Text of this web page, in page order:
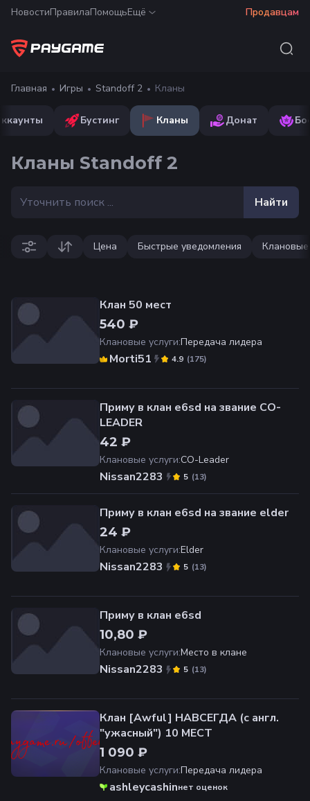
НовостиПравилаПомощьЕщё Продавцам
Главная Игры Standoff 2 Кланы
Бустинг Кланы Донат
Кланы Standoff 2
Найти
Цена Быстрые уведомления Клановые
Клан 50 мест
540 ₽
Клановые услуги:Передача лидера
Morti51 (175)
4.9
Приму в клан e6sd на звание CO-
LEADER
42 ₽
Клановые услуги:CO-Leader
Nissan2283 (13)
5
Приму в клан e6sd на звание elder
24 ₽
Клановые услуги:Elder
Nissan2283 (13)
5
Приму в клан e6sd
10,80 ₽
Клановые услуги:Место в клане
Nissan2283 (13)
5
Клан [Awful] НАВСЕГДА (с англ.
"ужасный") 10 МЕСТ
1 090 ₽
Клановые услуги:Передача лидера
ashleycashinнет оценок